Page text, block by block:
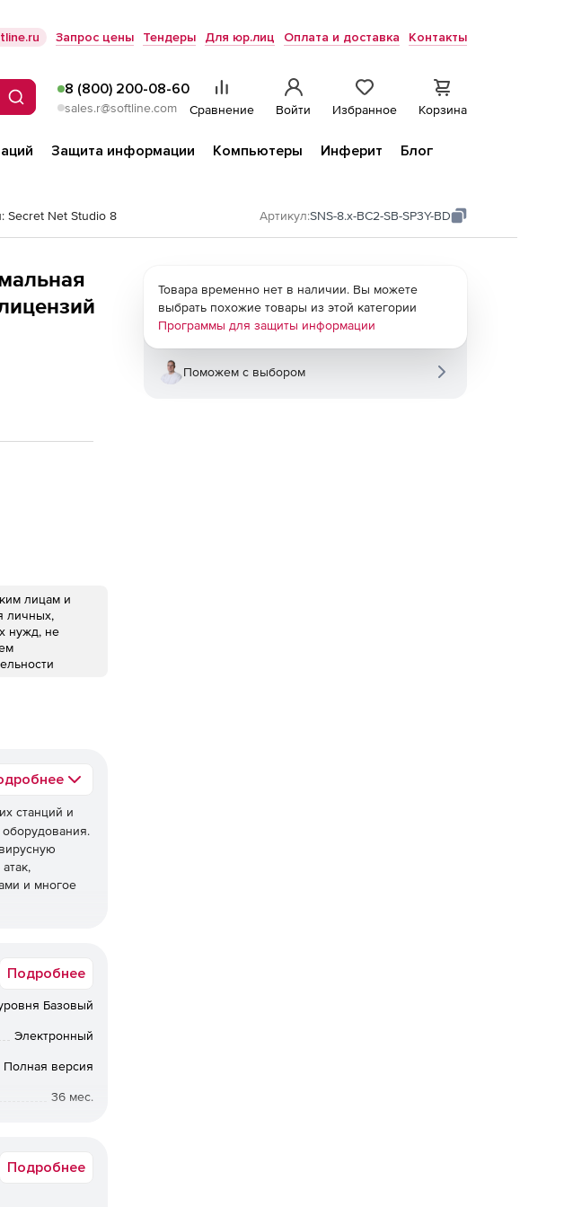
Запрос цены Тендеры Для юр.лиц Оплата и доставка Контакты
Поиск
8 (800) 200-08-60
sales.r@softline.com Сравнение Войти Избранное Корзина
Защита информации Компьютеры Инферит
Блог
Secret Net Studio 8 Артикул:SNS-8.x-BC2-SB-SP3Y-BD
лицам и
личных,
нужд, не
станций и
и многое
Надежные и
Подробнее
Базовый
Электронный
Полная версия
36 мес.
Подробнее
Товара временно нет в наличии. Вы можете
выбрать похожие товары из этой категории
Программы для защиты информации
Поможем с выбором